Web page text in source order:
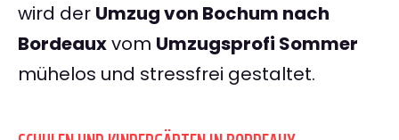
wird der Umzug von Bochum nach
Bordeauxvom Umzugsprofi Sommer
mühelos und stressfrei gestaltet.